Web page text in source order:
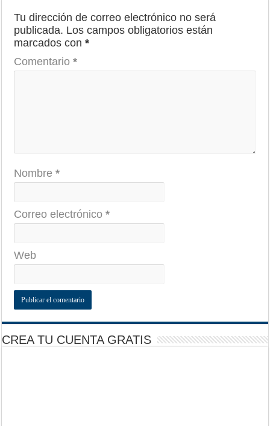
Tu dirección de correo electrónico no será
publicada. Los campos obligatorios están
marcados con*
Comentario*
Nombre*
Correo electrónico*
Web
CREA TU CUENTA GRATIS